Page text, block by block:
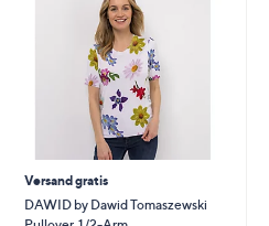
Versand gratis
DAWID by Dawid Tomaszewski